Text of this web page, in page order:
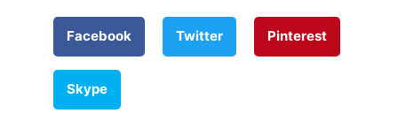
Facebook Twitter Pinterest
Skype